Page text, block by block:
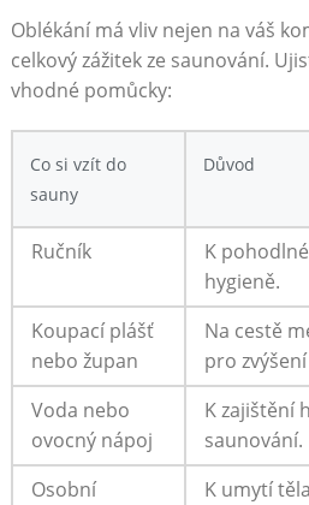
Oblékání⁢ má vliv nejen na váš
⁢celkový zážitek ze saunování.
vhodné pomůcky:
Co si vzít do⁣
sauny
Důvod
Ručník
K⁣
hygieně.
Koupací plášť
nebo župan
Na cestě
pro
Voda ​nebo
ovocný nápoj
K zajištění
saunování.
Osobní
K umytí